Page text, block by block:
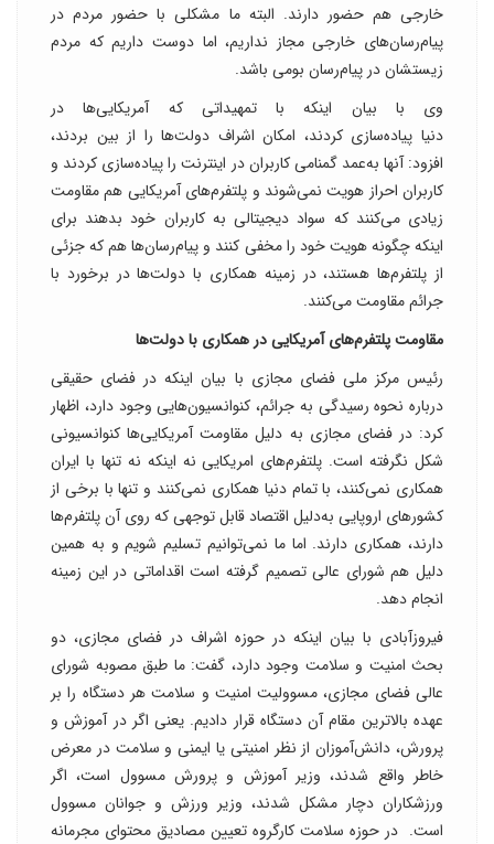
خارجی هم حضور دارند. البته ما مشکلی با حضور مردم در
پیام‌رسان‌های خارجی مجاز نداریم، اما دوست داریم که مردم
زیستشان در پیام‌رسان بومی باشد.
وی با بیان اینکه با تمهیداتی که آمریکایی‌ها در
دنیا پیاده‌سازی کردند، امکان اشراف دولت‌ها را از بین بردند،
افزود: آنها به‌عمد گمنامی کاربران در اینترنت را پیاده‌سازی کردند و
کاربران احراز هویت نمی‌شوند و پلتفرم‌های آمریکایی هم مقاومت
زیادی می‌کنند که سواد دیجیتالی به کاربران خود بدهند برای
اینکه چگونه هویت خود را مخفی کنند و پیام‌رسان‌ها هم که جزئی
از پلتفرم‌ها هستند، در زمینه همکاری با دولت‌ها در برخورد با
جرائم مقاومت می‌کنند.
مقاومت پلتفرم‌های آمریکایی در همکاری با دولت‌ها
رئیس مرکز ملی فضای مجازی با بیان اینکه در فضای حقیقی
درباره نحوه رسیدگی به جرائم، کنوانسیون‌هایی وجود دارد، اظهار
کرد: در فضای مجازی به دلیل مقاومت آمریکایی‌ها کنوانسیونی
شکل نگرفته است. پلتفرم‌های امریکایی نه اینکه نه تنها با ایران
همکاری نمی‌کنند، با تمام دنیا همکاری نمی‌کنند و تنها با برخی از
کشورهای اروپایی به‌دلیل اقتصاد قابل توجهی که روی آن پلتفرم‌ها
دارند، همکاری‌ دارند. اما ما نمی‌توانیم تسلیم شویم و به همین
دلیل هم شورای عالی تصمیم گرفته است اقداماتی در این زمینه
انجام دهد.
فیروزآبادی با بیان اینکه در حوزه اشراف در فضای مجازی، دو
بحث امنیت و سلامت وجود دارد، گفت: ما طبق مصوبه شورای
عالی فضای مجازی، مسوولیت امنیت و سلامت هر دستگاه را بر
عهده بالاترین مقام آن دستگاه قرار دادیم. یعنی اگر در آموزش و
پرورش، دانش‌آموزان از نظر امنیتی یا ایمنی و سلامت در معرض
خاطر واقع شدند، وزیر آموزش و پرورش مسوول است، اگر
ورزشکاران دچار مشکل شدند، وزیر ورزش و جوانان مسوول
است. در حوزه سلامت کارگروه تعیین مصادیق محتوای مجرمانه